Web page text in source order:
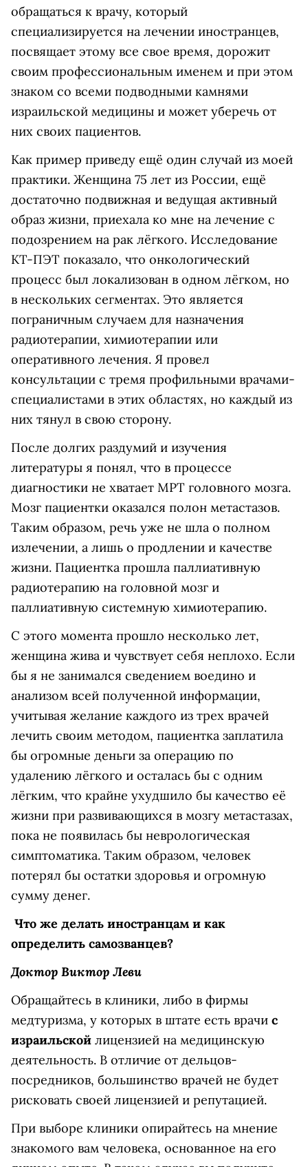
обращаться к врачу, который
специализируется на лечении иностранцев,
посвящает этому все свое время, дорожит
своим профессиональным именем и при этом
знаком со всеми подводными камнями
израильской медицины и может уберечь от
них своих пациентов.
Как пример приведу ещё один случай из моей
практики. Женщина 75 лет из России, ещё
достаточно подвижная и ведущая активный
образ жизни, приехала ко мне на лечение с
подозрением на рак лёгкого. Исследование
КТ-ПЭТ показало, что онкологический
процесс был локализован в одном лёгком, но
в нескольких сегментах. Это является
пограничным случаем для назначения
радиотерапии, химиотерапии или
оперативного лечения. Я провел
консультации с тремя профильными врачами-
специалистами в этих областях, но каждый из
них тянул в свою сторону.
После долгих раздумий и изучения
литературы я понял, что в процессе
диагностики не хватает МРТ головного мозга.
Мозг пациентки оказался полон метастазов.
Таким образом, речь уже не шла о полном
излечении, а лишь о продлении и качестве
жизни. Пациентка прошла паллиативную
радиотерапию на головной мозг и
паллиативную системную химиотерапию.
С этого момента прошло несколько лет,
женщина жива и чувствует себя неплохо. Если
бы я не занимался сведением воедино и
анализом всей полученной информации,
учитывая желание каждого из трех врачей
лечить своим методом, пациентка заплатила
бы огромные деньги за операцию по
удалению лёгкого и осталась бы с одним
лёгким, что крайне ухудшило бы качество её
жизни при развивающихся в мозгу метастазах,
пока не появилась бы неврологическая
симптоматика. Таким образом, человек
потерял бы остатки здоровья и огромную
сумму денег.
Что же делать иностранцам и как
определить самозванцев?
Доктор Виктор Леви
Обращайтесь в клиники, либо в фирмы
медтуризма, у которых в штате есть врачи с
израильской лицензией на медицинскую
деятельность. В отличие от дельцов-
посредников, большинство врачей не будет
рисковать своей лицензией и репутацией.
При выборе клиники опирайтесь на мнение
знакомого вам человека, основанное на его